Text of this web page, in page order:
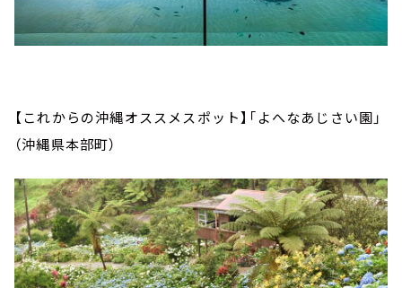
【これからの沖縄オススメスポット】「よへなあじさい園」
（沖縄県本部町）